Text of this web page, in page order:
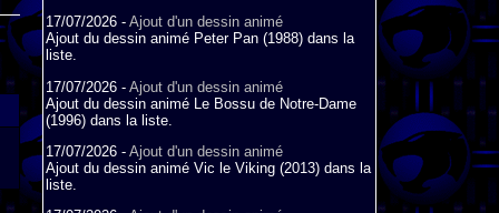
17/07/2026 - Ajout d'un dessin animé
Ajout du dessin animé Peter Pan (1988) dans la
liste.
17/07/2026 - Ajout d'un dessin animé
Ajout du dessin animé Le Bossu de Notre-Dame
(1996) dans la liste.
17/07/2026 - Ajout d'un dessin animé
Ajout du dessin animé Vic le Viking (2013) dans la
liste.